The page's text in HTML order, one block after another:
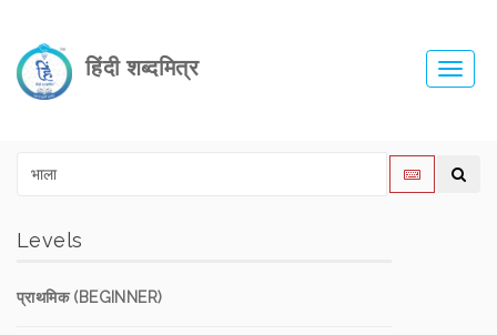
हिंदी शब्दमित्र
Levels
प्राथमिक (BEGINNER)